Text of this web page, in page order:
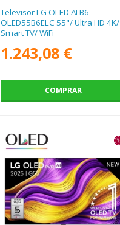
Televisor LG OLED AI B6
OLED55B6ELC 55"/ Ultra HD 4K/
Smart TV/ WiFi
1.243,08 €
COMPRAR